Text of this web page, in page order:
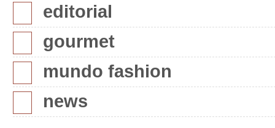
editorial
gourmet
mundo fashion
news